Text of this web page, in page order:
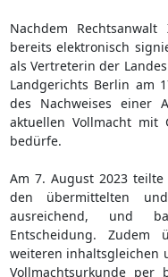
Nachdem
bereits elektronisch
als Vertreterin der
Landgerichts Berlin am
des Nachweises einer
aktuellen Vollmacht mit
bedürfe.
Am 7. August 2023
den übermittelten
ausreichend, und
Entscheidung.
weiteren inhaltsgleichen
Vollmachtsurkunde per